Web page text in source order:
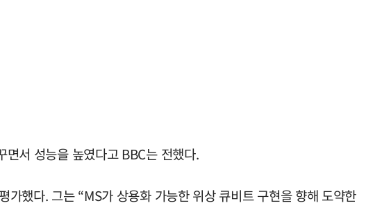
서 성능을 높였다고 BBC는 전했다.
했다. 그는 “MS가 상용화 가능한 위상 큐비트 구현을 향해 도약한